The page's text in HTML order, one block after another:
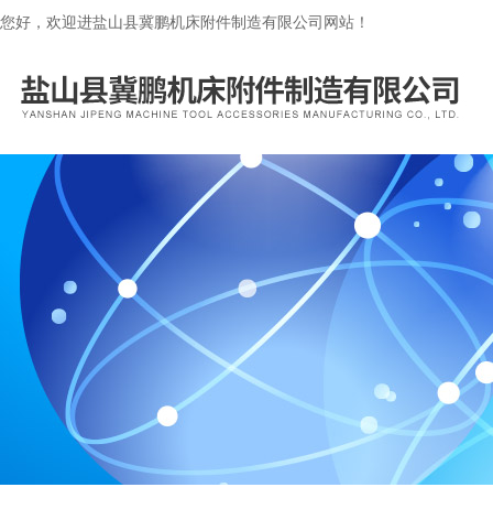
您好，欢迎进盐山县冀鹏机床附件制造有限公司网站！